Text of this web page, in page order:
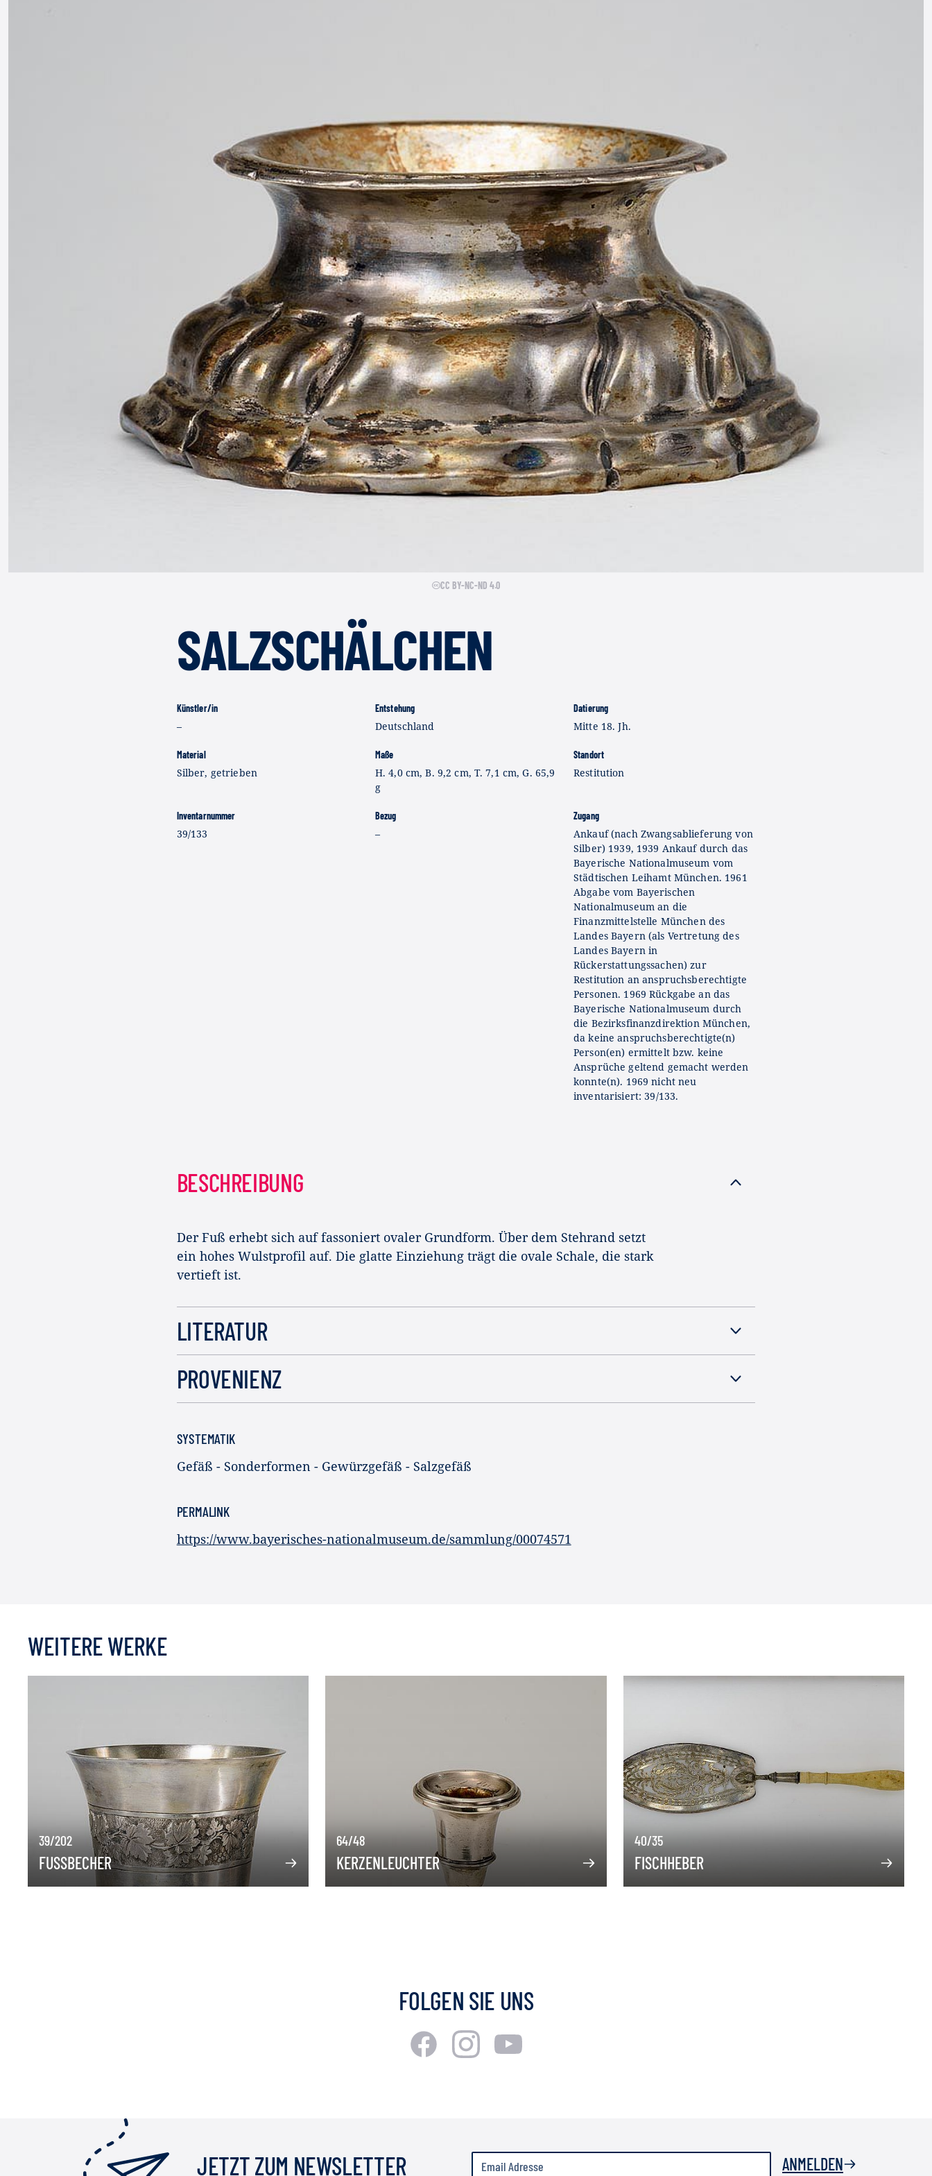
CC BY-NC-ND 4.0
SALZSCHÄLCHEN
Künstler/in
–
Entstehung
Deutschland
Datierung
Mitte 18. Jh.
Material
Silber, getrieben
Maße
H. 4,0 cm, B. 9,2 cm, T. 7,1 cm, G. 65,9
g
Standort
Restitution
Inventarnummer
39/133
Bezug
–
Zugang
Ankauf (nach Zwangsablieferung von
Silber) 1939, 1939 Ankauf durch das
Bayerische Nationalmuseum vom
Städtischen Leihamt München. 1961
Abgabe vom Bayerischen
Nationalmuseum an die
Finanzmittelstelle München des
Landes Bayern (als Vertretung des
Landes Bayern in
Rückerstattungssachen) zur
Restitution an anspruchsberechtigte
Personen. 1969 Rückgabe an das
Bayerische Nationalmuseum durch
die Bezirksfinanzdirektion München,
da keine anspruchsberechtigte(n)
Person(en) ermittelt bzw. keine
Ansprüche geltend gemacht werden
konnte(n). 1969 nicht neu
inventarisiert: 39/133.
BESCHREIBUNG
Der Fuß erhebt sich auf fassoniert ovaler Grundform. Über dem Stehrand setzt
ein hohes Wulstprofil auf. Die glatte Einziehung trägt die ovale Schale, die stark
vertieft ist.
LITERATUR
PROVENIENZ
SYSTEMATIK
Gefäß - Sonderformen - Gewürzgefäß - Salzgefäß
PERMALINK
https://www.bayerisches-nationalmuseum.de/sammlung/00074571
WEITERE WERKE
39/202
FUSSBECHER
64/48
KERZENLEUCHTER
40/35
FISCHHEBER
FOLGEN SIE UNS
JETZT ZUM NEWSLETTER ANMELDEN